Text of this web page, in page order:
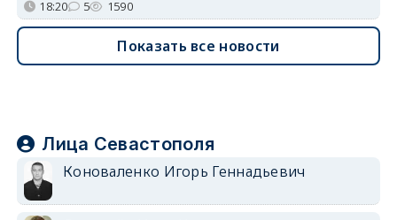
18:20 5 1590
Показать все новости
Лица Севастополя
Коноваленко Игорь Геннадьевич